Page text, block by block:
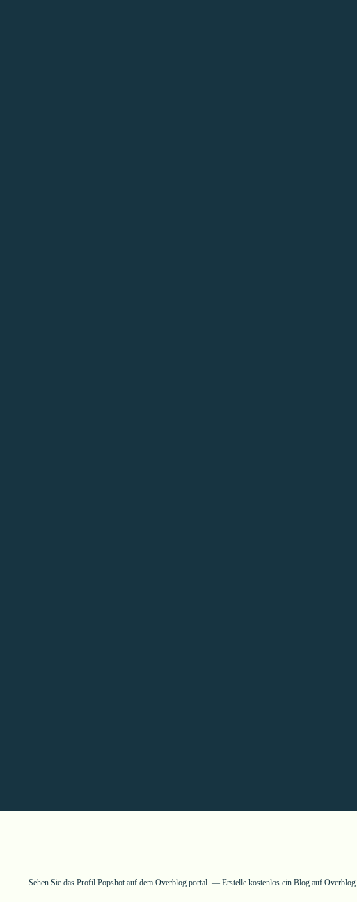
Sehen Sie das Profil Popshotauf dem Overblog portal Erstelle kostenlos ein Blog auf Overblog